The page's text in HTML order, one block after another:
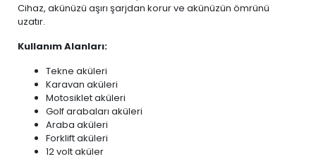
Cihaz, akünüzü aşırı şarjdan korur ve akünüzün ömrünü
uzatır.
Kullanım Alanları:
Tekne aküleri
Karavan aküleri
Motosiklet aküleri
Golf arabaları aküleri
Araba aküleri
Forklift aküleri
12 volt aküler